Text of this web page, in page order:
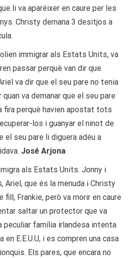
li va aparéixer en caure per les
Christy demana 3 desitjos a
immigrar als Estats Units, va
passar perquè van dir que
va dir que el seu pare no tenia
va demanar que el seu pare
fira perquè havien apostat tots
los i guanyar el ninot de
el seu pare li diguera adéu a
José Arjona
als Estats Units. Jonny i
Ariel, que és la menuda i Christy
fill, Frankie, però va morir en caure
saltar un protector que va
peculiar família irlandesa intenta
en E.E.U.U, i es compren una casa
Els pares, que encara no